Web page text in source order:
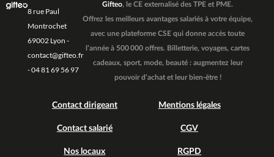
8 rue Paul
Montrochet
69002 Lyon -
contact@gifteo.fr
- 04 81 69 56 97
Gifteo, le CE externalisé des TPE et PME.
Offrez les meilleurs avantages salariés à votre équipe,
avec une plateforme CSE qui donne accès toute
l’année à 500 000 offres. Billetterie, voyages, cartes
cadeaux, sport, mode, beauté : augmentez leur
pouvoir d’achat et leur bien-être !
Contact dirigeant
Contact salarié
Nos locaux
Mentions légales
CGV
RGPD